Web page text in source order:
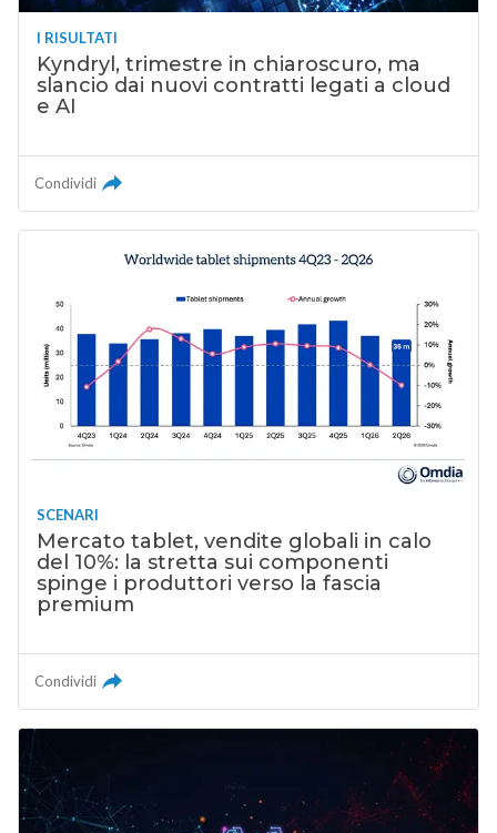
I RISULTATI
Kyndryl, trimestre in chiaroscuro, ma
slancio dai nuovi contratti legati a cloud
e AI
Condividi
SCENARI
Mercato tablet, vendite globali in calo
del 10%: la stretta sui componenti
spinge i produttori verso la fascia
premium
Condividi